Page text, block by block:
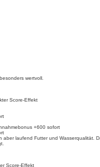
wertvoll.
Score-Effekt
+600 sofort
aber laufend Futter und Wasserqualität.
Score-Effekt